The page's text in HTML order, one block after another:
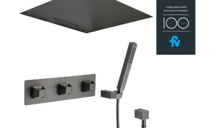
Solo tenes que decirme: Hola